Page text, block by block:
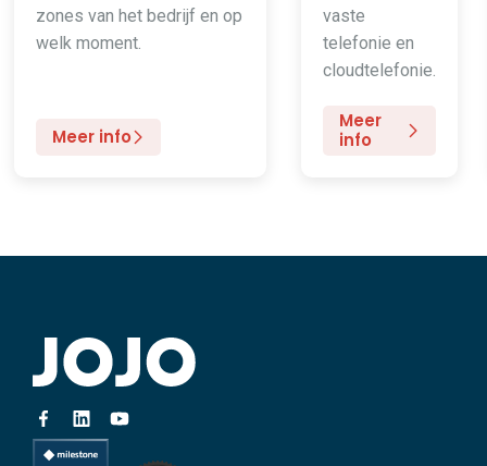
zones van het bedrijf en op
welk moment.
Meer info
vaste
telefonie en
cloudtelefonie.
Meer
info